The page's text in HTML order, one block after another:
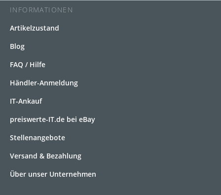
INFORMATIONEN
Artikelzustand
Blog
FAQ / Hilfe
Händler-Anmeldung
IT-Ankauf
preiswerte-IT.de bei eBay
Stellenangebote
Versand & Bezahlung
Über unser Unternehmen